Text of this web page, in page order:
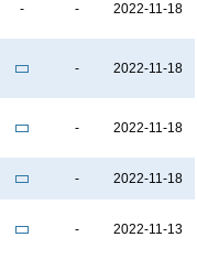
- - 2022-11-18
- 2022-11-18
- 2022-11-18
- 2022-11-18
- 2022-11-13